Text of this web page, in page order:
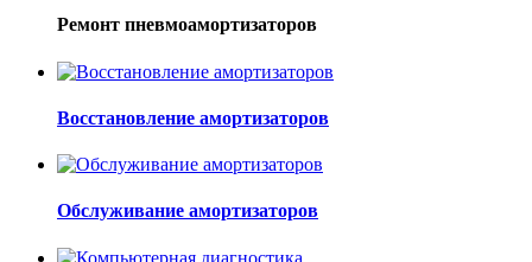
Ремонт пневмоамортизаторов
Восстановление амортизаторов
Обслуживание амортизаторов